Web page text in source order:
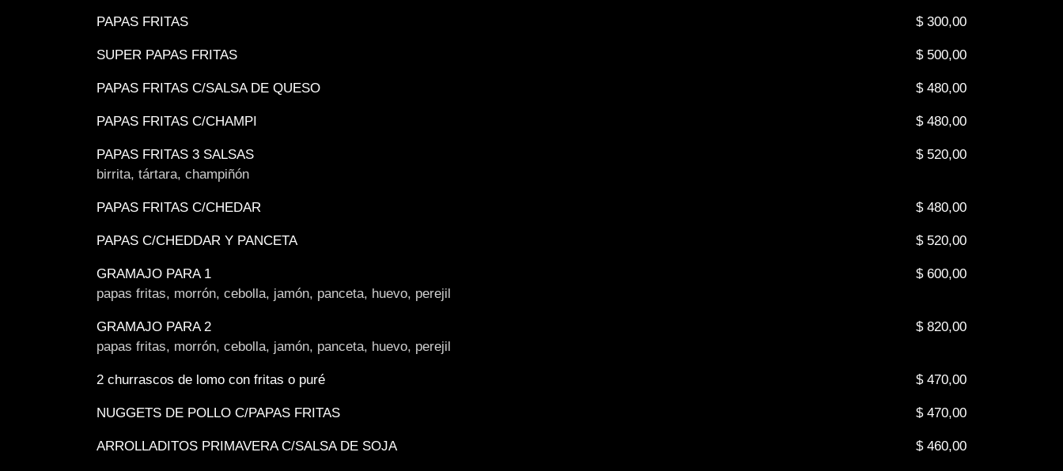
PAPAS FRITAS $ 300,00
SUPER PAPAS FRITAS $ 500,00
PAPAS FRITAS C/SALSA DE QUESO $ 480,00
PAPAS FRITAS C/CHAMPI $ 480,00
PAPAS FRITAS 3 SALSAS
$ 520,00
birrita, tártara, champiñón
PAPAS FRITAS C/CHEDAR $ 480,00
PAPAS C/CHEDDAR Y PANCETA $ 520,00
GRAMAJO PARA 1
$ 600,00
papas fritas, morrón, cebolla, jamón, panceta, huevo, perejil
GRAMAJO PARA 2
$ 820,00
papas fritas, morrón, cebolla, jamón, panceta, huevo, perejil
2 churrascos de lomo con fritas o puré $ 470,00
NUGGETS DE POLLO C/PAPAS FRITAS $ 470,00
ARROLLADITOS PRIMAVERA C/SALSA DE SOJA $ 460,00